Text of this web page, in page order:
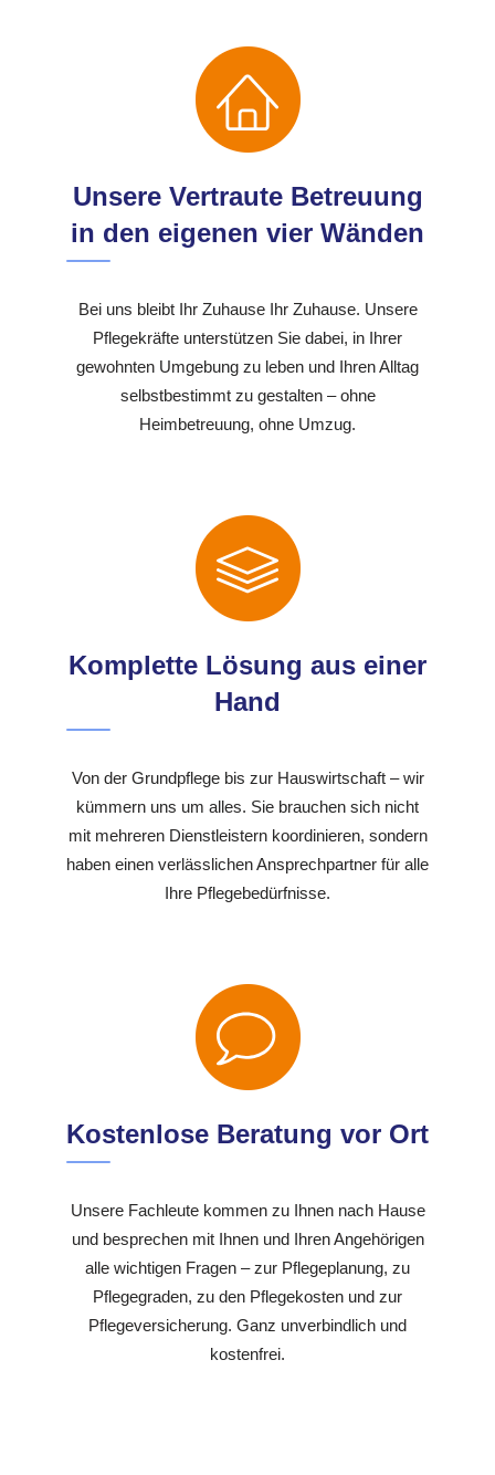
Unsere Vertraute Betreuung
in den eigenen vier Wänden
Bei uns bleibt Ihr Zuhause Ihr Zuhause. Unsere
Pflegekräfte unterstützen Sie dabei, in Ihrer
gewohnten Umgebung zu leben und Ihren Alltag
selbstbestimmt zu gestalten – ohne
Heimbetreuung, ohne Umzug.
Komplette Lösung aus einer
Hand
Von der Grundpflege bis zur Hauswirtschaft – wir
kümmern uns um alles. Sie brauchen sich nicht
mit mehreren Dienstleistern koordinieren, sondern
haben einen verlässlichen Ansprechpartner für alle
Ihre Pflegebedürfnisse.
Kostenlose Beratung vor Ort
Unsere Fachleute kommen zu Ihnen nach Hause
und besprechen mit Ihnen und Ihren Angehörigen
alle wichtigen Fragen – zur Pflegeplanung, zu
Pflegegraden, zu den Pflegekosten und zur
Pflegeversicherung. Ganz unverbindlich und
kostenfrei.